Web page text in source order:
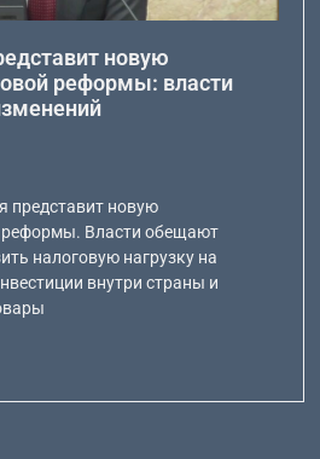
новую
реформы: власти
представит новую
реформы. Власти обещают
налоговую нагрузку на
внутри страны и